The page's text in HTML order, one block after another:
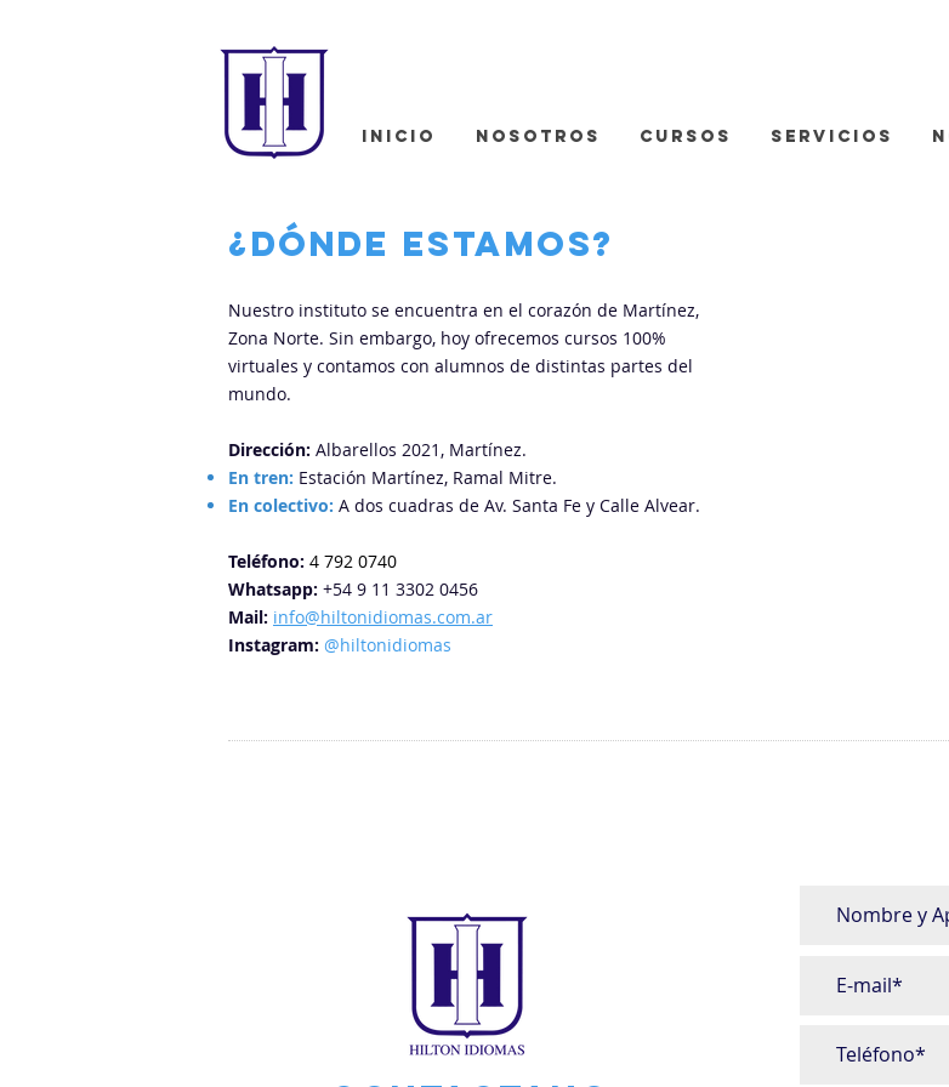
INICIO NOSOTROS CURSOS SERVICIOS
¿dónde estamos?
Nuestro instituto se encuentra en el corazón de Martínez,
Zona Norte. Sin embargo, hoy ofrecemos cursos 100%
virtuales y contamos con alumnos de distintas partes del
mundo.
Dirección: Albarellos 2021, Martínez.
En tren: Estación Martínez, Ramal Mitre.
En colectivo: A dos cuadras de Av. Santa Fe y Calle Alvear.
Teléfono: 4 792 0740
Whatsapp: +54 9 11 3302 0456
Mail: info@hiltonidiomas.com.ar
Instagram: @hiltonidiomas